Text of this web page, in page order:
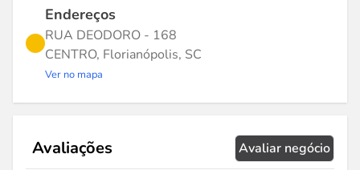
Endereços
RUA DEODORO - 168
CENTRO, Florianópolis, SC
Ver no mapa
Avaliações Avaliar negócio